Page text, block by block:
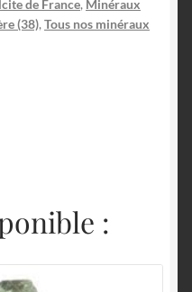
de France, Minéraux
(38), Tous nos minéraux
: